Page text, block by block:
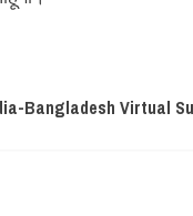
Bangladesh Virtual